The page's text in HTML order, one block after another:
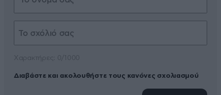
Διαβάστε και ακολουθήστε τους κανόνες σχολιασμού